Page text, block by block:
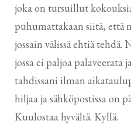
joka on tursuillut
puhumattakaan siitä, että
jossain välissä ehtiä tehdä.
jossa ei paljoa palaveerata
tahdissani ilman
hiljaa ja sähköpostissa on
Kuulostaa hyvältä. Kyllä.